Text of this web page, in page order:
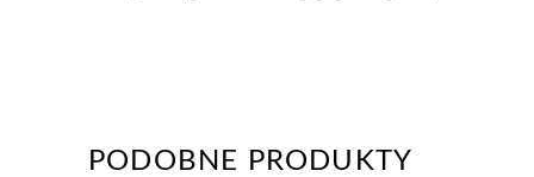
PODOBNE PRODUKTY